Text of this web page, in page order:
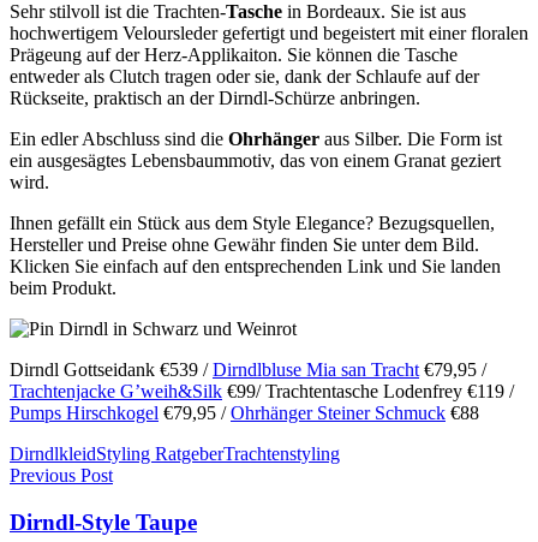
Sehr stilvoll ist die Trachten-Tasche in Bordeaux. Sie ist aus
hochwertigem Veloursleder gefertigt und begeistert mit einer floralen
Prägeung auf der Herz-Applikaiton. Sie können die Tasche
entweder als Clutch tragen oder sie, dank der Schlaufe auf der
Rückseite, praktisch an der Dirndl-Schürze anbringen.
Ein edler Abschluss sind die Ohrhänger aus Silber. Die Form ist
ein ausgesägtes Lebensbaummotiv, das von einem Granat geziert
wird.
Ihnen gefällt ein Stück aus dem Style Elegance? Bezugsquellen,
Hersteller und Preise ohne Gewähr finden Sie unter dem Bild.
Klicken Sie einfach auf den entsprechenden Link und Sie landen
beim Produkt.
Dirndl Gottseidank €539 /Dirndlbluse Mia san Tracht €79,95 /
Trachtenjacke G’weih&Silk €99/ Trachtentasche Lodenfrey €119 /
Pumps Hirschkogel €79,95 /Ohrhänger Steiner Schmuck €88
DirndlkleidStyling RatgeberTrachtenstyling
Previous Post
Dirndl-Style Taupe